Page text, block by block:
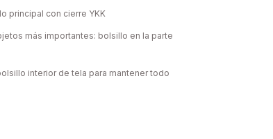
principal con cierre YKK
más importantes: bolsillo en la parte
interior de tela para mantener todo